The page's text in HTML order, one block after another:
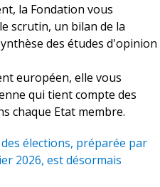
la Fondation vous
scrutin, un bilan de la
des études d'opinion
européen, elle vous
qui tient compte des
chaque Etat membre.
élections, préparée par
2026, est désormais